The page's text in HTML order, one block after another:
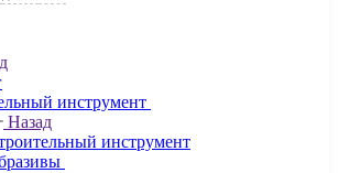
инструмент
Назад
инструмент